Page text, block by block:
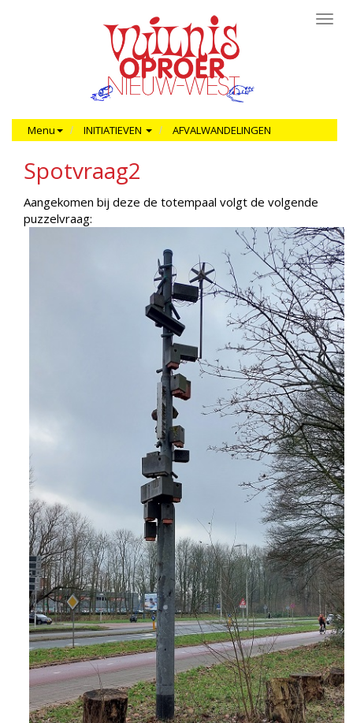
Menu INITIATIEVEN AFVALWANDELINGEN
Spotvraag2
Aangekomen bij deze de totempaal volgt de volgende
puzzelvraag: